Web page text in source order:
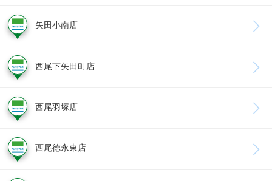
矢田小南店
西尾下矢田町店
西尾羽塚店
西尾徳永東店